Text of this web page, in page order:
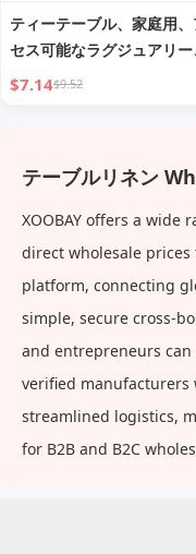
ティーテーブル、家庭用、
セス可能なラグジュアリー
ダン、シンプル、ティーウ
イ
$7.14$9.52
テーブルリネン
XOOBAY offers a wide
direct wholesale
platform, connecting
simple, secure cross-
and entrepreneurs
verified
streamlined logistics,
for B2B and B2C